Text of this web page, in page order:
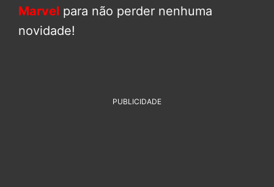
Marvel para não perder nenhuma
novidade!
PUBLICIDADE